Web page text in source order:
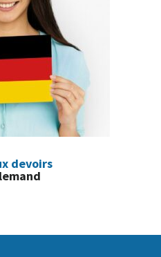
devoirs